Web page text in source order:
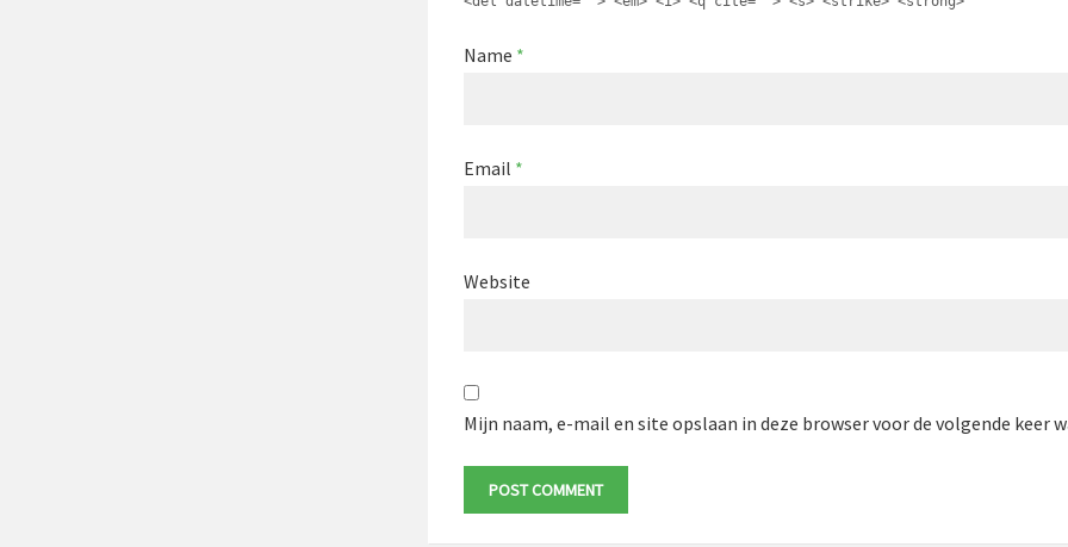
Name *
Email *
Website
Mijn naam, e-mail en site opslaan in deze browser voor de volgende keer